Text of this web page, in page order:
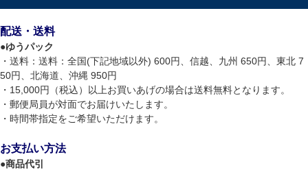
配送・送料
●ゆうパック
・送料：送料：全国(下記地域以外) 600円、信越、九州 650円、東北 7
50円、北海道、沖縄 950円
・15,000円（税込）以上お買いあげの場合は送料無料となります。
・郵便局員が対面でお届けいたします。
・時間帯指定をご希望いただけます。
お支払い方法
●商品代引